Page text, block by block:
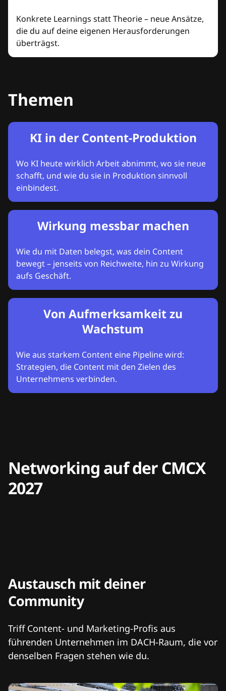
Konkrete Learnings statt Theorie – neue Ansätze,
die du auf deine eigenen Herausforderungen
überträgst.
Themen
KI in der Content-Produktion
Wo KI heute wirklich Arbeit abnimmt, wo sie neue
schafft, und wie du sie in Produktion sinnvoll
einbindest.
Wirkung messbar machen
Wie du mit Daten belegst, was dein Content
bewegt – jenseits von Reichweite, hin zu Wirkung
aufs Geschäft.
Von Aufmerksamkeit zu
Wachstum
Wie aus starkem Content eine Pipeline wird:
Strategien, die Content mit den Zielen des
Unternehmens verbinden.
Networking auf der CMCX
2027
Austausch mit deiner
Community
Triff Content- und Marketing-Profis aus
führenden Unternehmen im DACH-Raum, die vor
denselben Fragen stehen wie du.